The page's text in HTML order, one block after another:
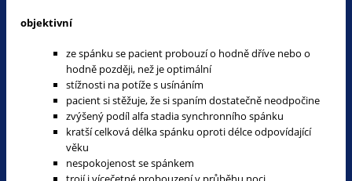
objektivní
ze spánku se pacient probouzí o hodně dříve nebo o
hodně později, než je optimální
stížnosti na potíže s usínáním
pacient si stěžuje, že si spaním dostatečně neodpočine
zvýšený podíl alfa stadia synchronního spánku
kratší celková délka spánku oproti délce odpovídající
věku
nespokojenost se spánkem